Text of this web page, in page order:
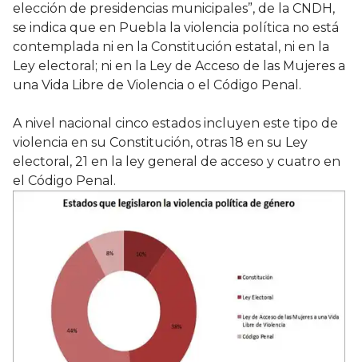
elección de presidencias municipales”, de la CNDH,
se indica que en Puebla la violencia política no está
contemplada ni en la Constitución estatal, ni en la
Ley electoral; ni en la Ley de Acceso de las Mujeres a
una Vida Libre de Violencia o el Código Penal.
A nivel nacional cinco estados incluyen este tipo de
violencia en su Constitución, otras 18 en su Ley
electoral, 21 en la ley general de acceso y cuatro en
el Código Penal.